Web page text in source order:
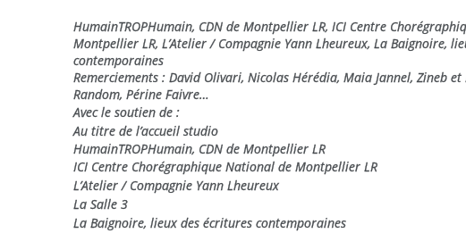
HumainTROPHumain, CDN de Montpellier LR, ICI Centre
Montpellier LR, L’Atelier / Compagnie Yann Lheureux, La Baignoire,
contemporaines
Remerciements : David Olivari, Nicolas Hérédia, Maia Jannel, Zineb
Random, Périne Faivre…
Avec le soutien de :
Au titre de l’accueil studio
HumainTROPHumain, CDN de Montpellier LR
ICI Centre Chorégraphique National de Montpellier LR
L’Atelier / Compagnie Yann Lheureux
La Salle 3
La Baignoire, lieux des écritures contemporaines